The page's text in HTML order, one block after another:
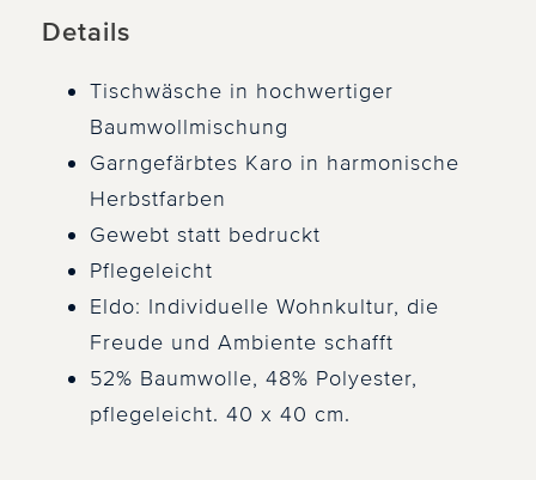
Details
Tischwäsche in hochwertiger
Baumwollmischung
Garngefärbtes Karo in harmonische
Herbstfarben
Gewebt statt bedruckt
Pflegeleicht
Eldo: Individuelle Wohnkultur, die
Freude und Ambiente schafft
52% Baumwolle, 48% Polyester,
pflegeleicht. 40 x 40 cm.